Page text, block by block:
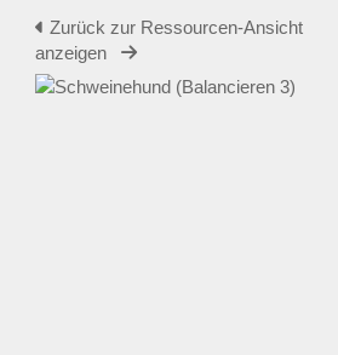
Zurück zur Ressourcen-Ansicht
anzeigen